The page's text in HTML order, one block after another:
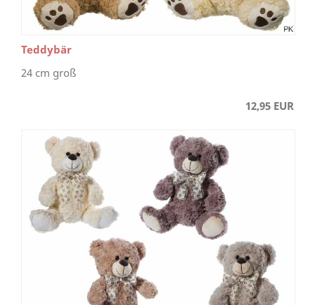
Teddybär
24 cm groß
12,95 EUR